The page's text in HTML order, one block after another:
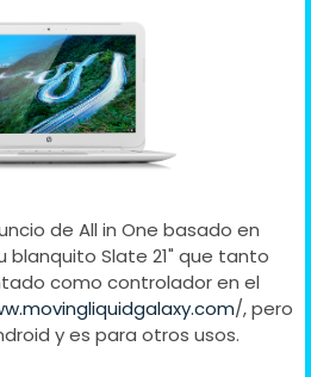
de All in One basado en
blanquito Slate 21" que tanto
como controlador en el
/, pero
y es para otros usos.